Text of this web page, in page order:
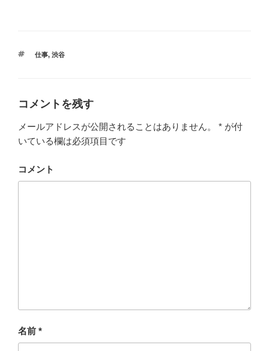
タ
仕事, 渋谷
コメントを残す
メールアドレスが公開されることはありません。 * が付
いている欄は必須項目です
コメント
名前 *